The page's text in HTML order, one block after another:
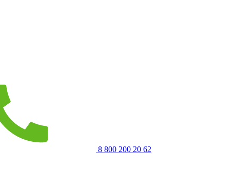
8 800 200 20 62